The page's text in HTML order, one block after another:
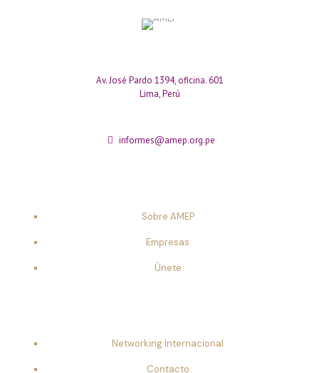
Av. José Pardo 1394, oficina. 601
Lima, Perú
informes@amep.org.pe
Sobre AMEP
Empresas
Únete
Networking Internacional
Contacto